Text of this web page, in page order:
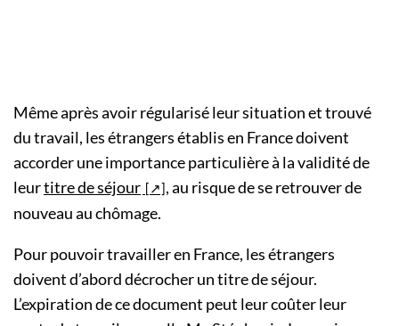
Même après avoir régularisé leur situation et trouvé
du travail, les étrangers établis en France doivent
accorder une importance particulière à la validité de
leurtitre de séjour
, au risque de se retrouver de
nouveau au chômage.
Pour pouvoir travailler en France, les étrangers
doivent d’abord décrocher un titre de séjour.
L’expiration de ce document peut leur coûter leur